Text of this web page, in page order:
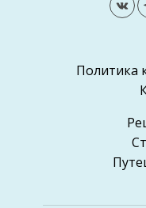
Политика